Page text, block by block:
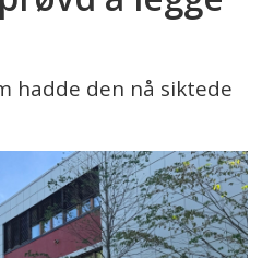
hadde den nå siktede